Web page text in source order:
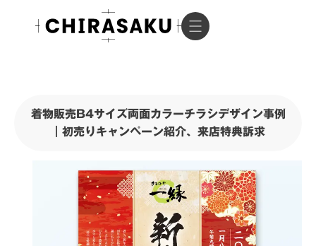
着物販売B4サイズ両面カラーチラシデザイン事例
｜初売りキャンペーン紹介、来店特典訴求